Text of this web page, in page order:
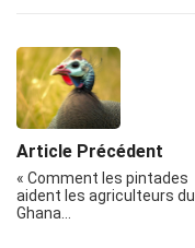
Article Précédent
« Comment les pintades
aident les agriculteurs du
Ghana…